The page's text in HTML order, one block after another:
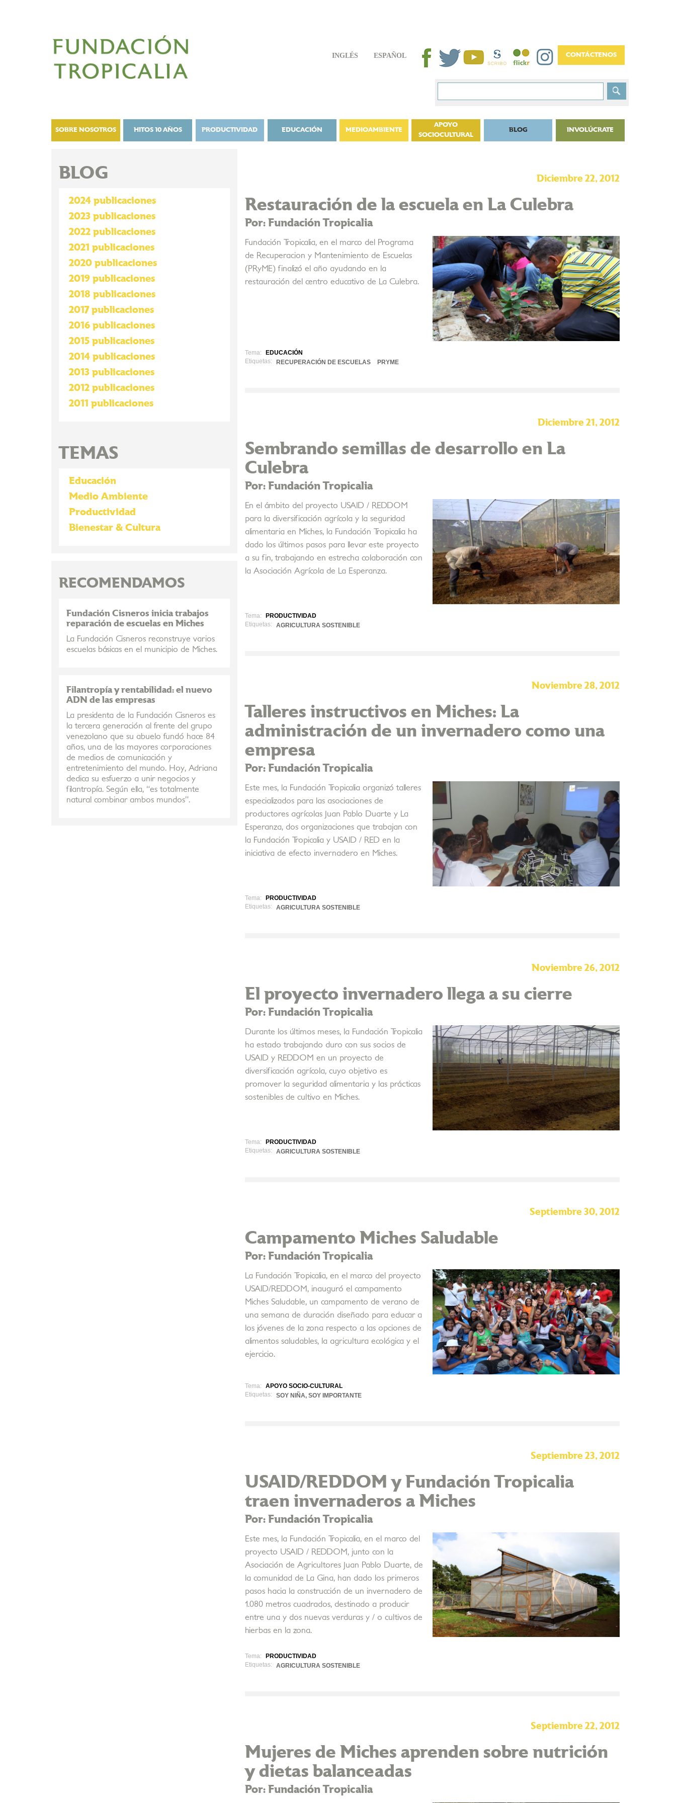
INGLÉS ESPAÑOL
SOBRE NOSOTROS HITOS 10 AÑOS PRODUCTIVIDAD EDUCACIÓN MEDIOAMBIENTE
APOYO
SOCIOCULTURAL
BLOG INVOLÚCRATE
Diciembre 22, 2012
Restauración de la escuela en La Culebra
Por: Fundación Tropicalia
Fundación Tropicalia, en el marco del Programa
de Recuperacion y Mantenimiento de Escuelas
(PRyME) finalizó el año ayudando en la
restauración del centro educativo de La Culebra.
Tema:
EDUCACIÓN
Etiquetas:
RECUPERACIÓN DE ESCUELAS PRYME
Diciembre 21, 2012
Sembrando semillas de desarrollo en La
Culebra
Por: Fundación Tropicalia
En el ámbito del proyecto USAID / REDDOM
para la diversificación agrícola y la seguridad
alimentaria en Miches, la Fundación Tropicalia ha
dado los últimos pasos para llevar este proyecto
a su fin, trabajando en estrecha colaboración con
la Asociación Agrícola de La Esperanza.
Tema:
PRODUCTIVIDAD
Etiquetas:
AGRICULTURA SOSTENIBLE
Noviembre 28, 2012
Talleres instructivos en Miches: La
administración de un invernadero como una
empresa
Por: Fundación Tropicalia
Este mes, la Fundación Tropicalia organizó talleres
especializados para las asociaciones de
productores agrícolas Juan Pablo Duarte y La
Esperanza, dos organizaciones que trabajan con
la Fundación Tropicalia y USAID / RED en la
iniciativa de efecto invernadero en Miches.
Tema:
PRODUCTIVIDAD
Etiquetas:
AGRICULTURA SOSTENIBLE
Noviembre 26, 2012
El proyecto invernadero llega a su cierre
Por: Fundación Tropicalia
Durante los últimos meses, la Fundación Tropicalia
ha estado trabajando duro con sus socios de
USAID y REDDOM en un proyecto de
diversificación agrícola, cuyo objetivo es
promover la seguridad alimentaria y las prácticas
sostenibles de cultivo en Miches.
Tema:
PRODUCTIVIDAD
Etiquetas:
AGRICULTURA SOSTENIBLE
Septiembre 30, 2012
Campamento Miches Saludable
Por: Fundación Tropicalia
La Fundación Tropicalia, en el marco del proyecto
USAID/REDDOM, inauguró el campamento
Miches Saludable, un campamento de verano de
una semana de duración diseñado para educar a
los jóvenes de la zona respecto a las opciones de
alimentos saludables, la agricultura ecológica y el
ejercicio.
Tema:
APOYO SOCIO-CULTURAL
Etiquetas:
SOY NIÑA, SOY IMPORTANTE
Septiembre 23, 2012
USAID/REDDOM y Fundación Tropicalia
traen invernaderos a Miches
Por: Fundación Tropicalia
Este mes, la Fundación Tropicalia, en el marco del
proyecto USAID / REDDOM, junto con la
Asociación de Agricultores Juan Pablo Duarte, de
la comunidad de La Gina, han dado los primeros
pasos hacia la construcción de un invernadero de
1.080 metros cuadrados, destinado a producir
entre una y dos nuevas verduras y / o cultivos de
hierbas en la zona.
Tema:
PRODUCTIVIDAD
Etiquetas:
AGRICULTURA SOSTENIBLE
Septiembre 22, 2012
Mujeres de Miches aprenden sobre nutrición
y dietas balanceadas
Por: Fundación Tropicalia
BLOG
2024 publicaciones
2023 publicaciones
2022 publicaciones
2021 publicaciones
2020 publicaciones
2019 publicaciones
2018 publicaciones
2017 publicaciones
2016 publicaciones
2015 publicaciones
2014 publicaciones
2013 publicaciones
2012 publicaciones
2011 publicaciones
TEMAS
Educación
Medio Ambiente
Productividad
Bienestar & Cultura
RECOMENDAMOS
Fundación Cisneros inicia trabajos
reparación de escuelas en Miches
La Fundación Cisneros reconstruye varios
escuelas básicas en el municipio de Miches.
Filantropía y rentabilidad: el nuevo
ADN de las empresas
La presidenta de la Fundación Cisneros es
la tercera generación al frente del grupo
venezolano que su abuelo fundó hace 84
años, una de las mayores corporaciones
de medios de comunicación y
entretenimiento del mundo. Hoy, Adriana
dedica su esfuerzo a unir negocios y
filantropía. Según ella, “es totalmente
natural combinar ambos mundos”.